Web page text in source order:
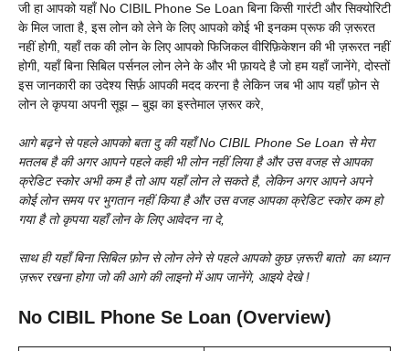
जी हा आपको यहाँ No CIBIL Phone Se Loan बिना किसी गारंटी और सिक्योरिटी
के मिल जाता है, इस लोन को लेने के लिए आपको कोई भी इनकम प्रूफ की ज़रूरत
नहीं होगी, यहाँ तक की लोन के लिए आपको फिजिकल वीरिफ़िकेशन की भी ज़रूरत नहीं
होगी, यहाँ बिना सिबिल पर्सनल लोन लेने के और भी फ़ायदे है जो हम यहाँ जानेंगे, दोस्तों
इस जानकारी का उदेश्य सिर्फ़ आपकी मदद करना है लेकिन जब भी आप यहाँ फ़ोन से
लोन ले कृपया अपनी सूझ – बुझ का इस्तेमाल ज़रूर करे,
आगे बढ़ने से पहले आपको बता दु की यहाँ No CIBIL Phone Se Loan से मेरा
मतलब है की अगर आपने पहले कही भी लोन नहीं लिया है और उस वजह से आपका
क्रेडिट स्कोर अभी कम है तो आप यहाँ लोन ले सकते है, लेकिन अगर आपने अपने
कोई लोन समय पर भुगतान नहीं किया है और उस वजह आपका क्रेडिट स्कोर कम हो
गया है तो कृपया यहाँ लोन के लिए आवेदन ना दे,
साथ ही यहाँ बिना सिबिल फ़ोन से लोन लेने से पहले आपको कुछ ज़रूरी बातो का ध्यान
ज़रूर रखना होगा जो की आगे की लाइनो में आप जानेंगे, आइये देखे !
No CIBIL Phone Se Loan (Overview)